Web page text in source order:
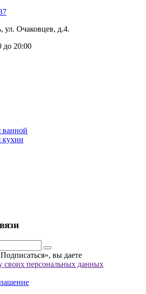
ул. Очаковцев, д.4.
до 20:00
ванной
кухни
вы даете
своих персональных данных